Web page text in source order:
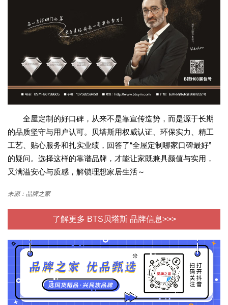
全屋定制的好口碑，从来不是靠宣传造势，而是源于长期
的品质坚守与用户认可。贝塔斯用权威认证、环保实力、精工
工艺、贴心服务和扎实业绩，回答了“全屋定制哪家口碑最好”
的疑问。选择这样的靠谱品牌，才能让家既兼具颜值与实用，
又满溢安心与质感，解锁理想家居生活～
来源：品牌之家
了解更多 BTS贝塔斯 品牌信息>>>